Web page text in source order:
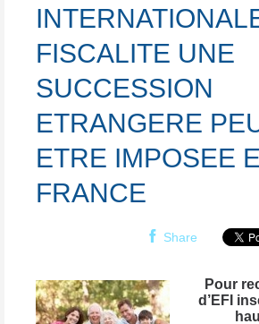
FISCALITE UNE
SUCCESSION
ETRANGERE
ETRE IMPOSEE
FRANCE
Share
Pour
d’EFI